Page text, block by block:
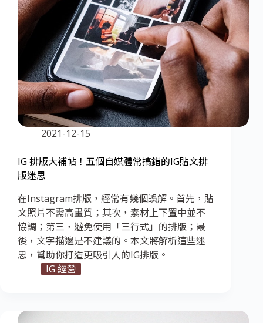
2021-12-15
IG 排版大補帖！五個自媒體常搞錯的IG貼文排
版迷思
在Instagram排版，經常有幾個誤解。首先，貼
文照片不需高畫質；其次，素材上下置中並不
協調；第三，避免使用「三行式」的排版；最
後，文字描邊是不建議的。本文將解析這些迷
思，幫助你打造更吸引人的IG排版。
IG 經營